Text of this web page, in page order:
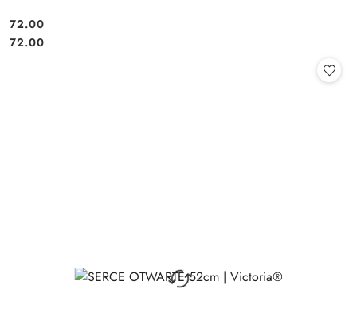
Cena:
72.00
Cena:
72.00